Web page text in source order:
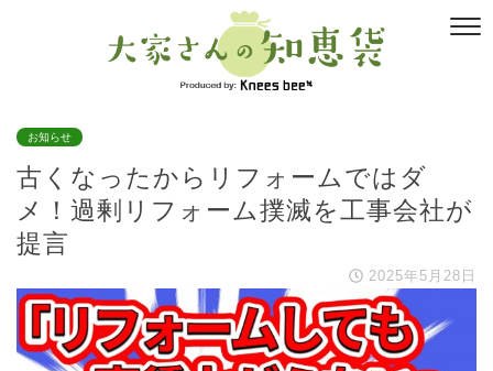
お知らせ
古くなったからリフォームではダ
メ！過剰リフォーム撲滅を工事会社が
提言
2025年5月28日